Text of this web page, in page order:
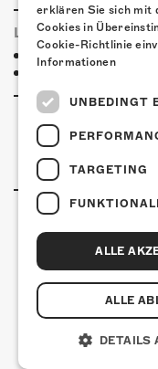
LINKS & PARTNER
Facebook-Event
erklären Sie sich mit
Cookies in
Cookie-Richtlinie
Informationen
UNBEDINGT
TARGETING
ALLE
ALLE
DETAILS